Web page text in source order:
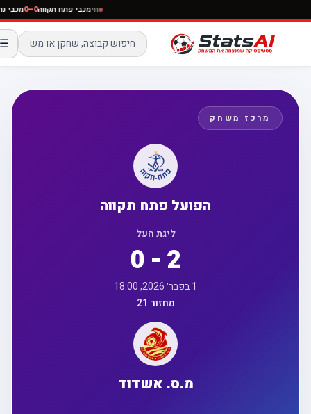
חימכבי פתח תקווה0–0
☰
מרכז משחק
הפועל פתח תקווה
ליגת העל
0 - 2
מחזור 21
מ.ס. אשדוד